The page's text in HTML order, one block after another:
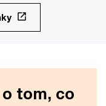
tom, co